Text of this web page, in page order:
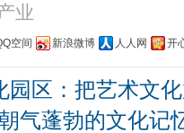
业
空间 新浪微博 人人网 开
园区：把艺术文
气蓬勃的文化记